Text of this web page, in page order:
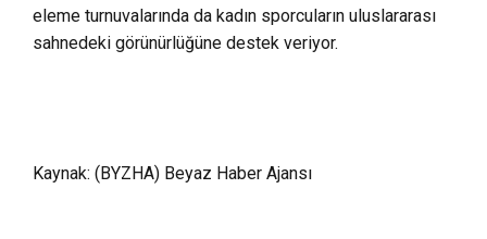
eleme turnuvalarında da kadın sporcuların uluslararası
sahnedeki görünürlüğüne destek veriyor.
Kaynak: (BYZHA) Beyaz Haber Ajansı